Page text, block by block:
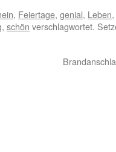
, Feiertage, genial, Leben,
, schön verschlagwortet.